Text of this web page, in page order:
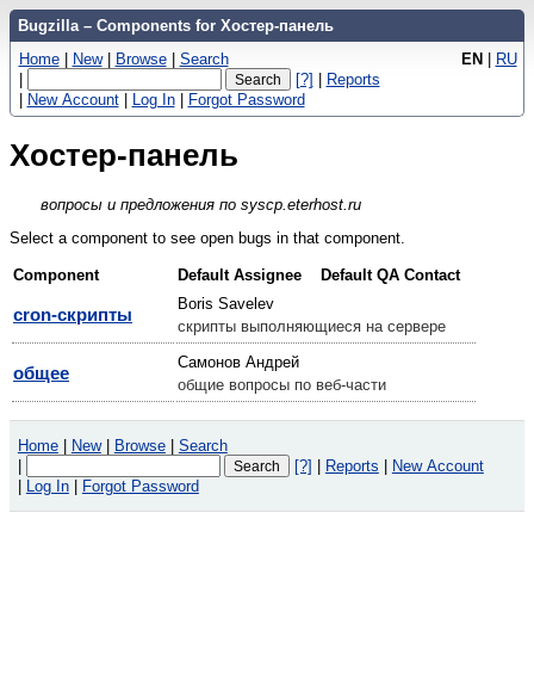
Bugzilla – Components for Хостер-панель
EN | RU
Home | New | Browse | Search
|
[?] | Reports
| New Account | Log In | Forgot Password
Хостер-панель
вопросы и предложения по syscp.eterhost.ru
Select a component to see open bugs in that component.
Component Default Assignee Default QA Contact
cron-скрипты
Boris Savelev
скрипты выполняющиеся на сервере
общее
Самонов Андрей
общие вопросы по веб-части
Home New Browse
Search
[?] Reports
New Account
Log In Forgot Password